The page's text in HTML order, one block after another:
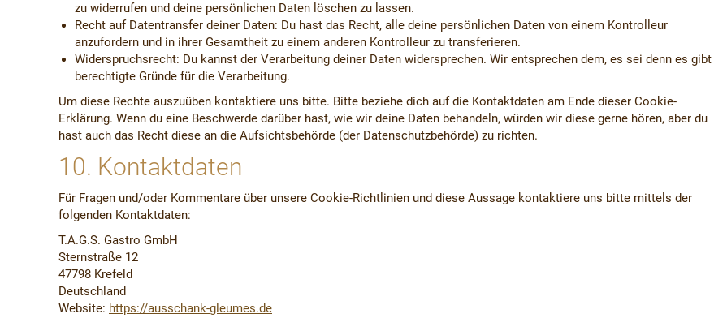
zu widerrufen und deine persönlichen Daten löschen zu lassen.
Recht auf Datentransfer deiner Daten: Du hast das Recht, alle deine persönlichen Daten von einem Kontrolleur
anzufordern und in ihrer Gesamtheit zu einem anderen Kontrolleur zu transferieren.
Widerspruchsrecht: Du kannst der Verarbeitung deiner Daten widersprechen. Wir entsprechen dem, es sei denn es gibt
berechtigte Gründe für die Verarbeitung.
Um diese Rechte auszuüben kontaktiere uns bitte. Bitte beziehe dich auf die Kontaktdaten am Ende dieser Cookie-
Erklärung. Wenn du eine Beschwerde darüber hast, wie wir deine Daten behandeln, würden wir diese gerne hören, aber du
hast auch das Recht diese an die Aufsichtsbehörde (der Datenschutzbehörde) zu richten.
10. Kontaktdaten
Für Fragen und/oder Kommentare über unsere Cookie-Richtlinien und diese Aussage kontaktiere uns bitte mittels der
folgenden Kontaktdaten:
T.A.G.S. Gastro GmbH
Sternstraße 12
47798 Krefeld
Deutschland
Website: https://ausschank-gleumes.de